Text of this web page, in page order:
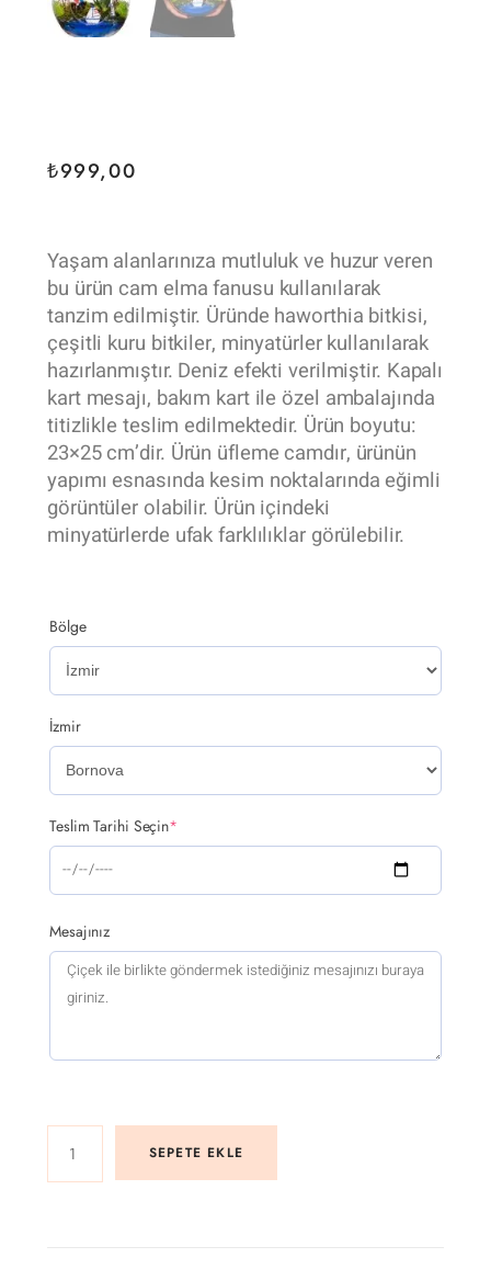
₺999,00
Yaşam alanlarınıza mutluluk ve huzur veren
bu ürün cam elma fanusu kullanılarak
tanzim edilmiştir. Üründe haworthia bitkisi,
çeşitli kuru bitkiler, minyatürler kullanılarak
hazırlanmıştır. Deniz efekti verilmiştir. Kapalı
kart mesajı, bakım kart ile özel ambalajında
titizlikle teslim edilmektedir. Ürün boyutu:
23×25 cm’dir. Ürün üfleme camdır, ürünün
yapımı esnasında kesim noktalarında eğimli
görüntüler olabilir. Ürün içindeki
minyatürlerde ufak farklılıklar görülebilir.
Bölge
İzmir
Teslim Tarihi Seçin*
Mesajınız
SEPETE EKLE